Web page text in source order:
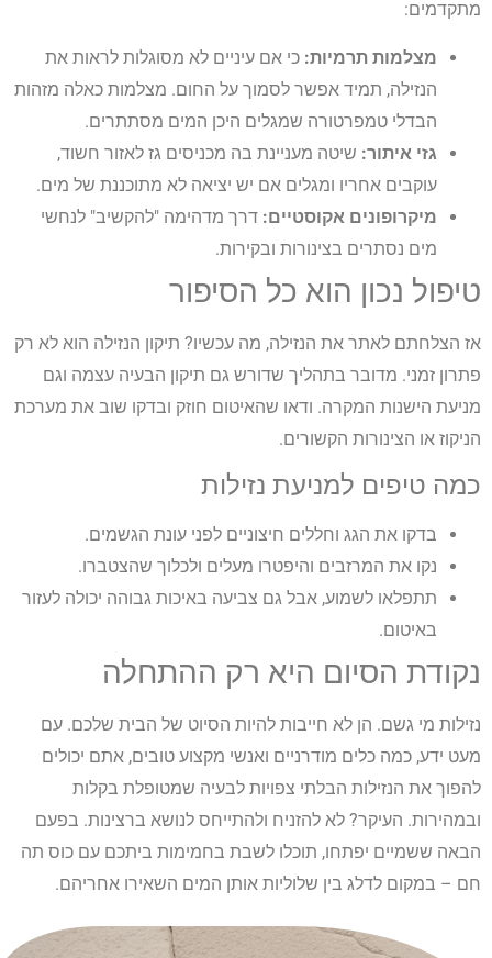
מתקדמים:
מצלמות תרמיות: כי אם עיניים לא מסוגלות לראות את
הנזילה, תמיד אפשר לסמוך על החום. מצלמות כאלה מזהות
הבדלי טמפרטורה שמגלים היכן המים מסתתרים.
גזי איתור: שיטה מעניינת בה מכניסים גז לאזור חשוד,
עוקבים אחריו ומגלים אם יש יציאה לא מתוכננת של מים.
מיקרופונים אקוסטיים: דרך מדהימה "להקשיב" לנחשי
מים נסתרים בצינורות ובקירות.
טיפול נכון הוא כל הסיפור
אז הצלחתם לאתר את הנזילה, מה עכשיו? תיקון הנזילה הוא לא רק
פתרון זמני. מדובר בתהליך שדורש גם תיקון הבעיה עצמה וגם
מניעת הישנות המקרה. ודאו שהאיטום חוזק ובדקו שוב את מערכת
הניקוז או הצינורות הקשורים.
כמה טיפים למניעת נזילות
בדקו את הגג וחללים חיצוניים לפני עונת הגשמים.
נקו את המרזבים והיפטרו מעלים ולכלוך שהצטברו.
תתפלאו לשמוע, אבל גם צביעה באיכות גבוהה יכולה לעזור
באיטום.
נקודת הסיום היא רק ההתחלה
נזילות מי גשם. הן לא חייבות להיות הסיוט של הבית שלכם. עם
מעט ידע, כמה כלים מודרניים ואנשי מקצוע טובים, אתם יכולים
להפוך את הנזילות הבלתי צפויות לבעיה שמטופלת בקלות
ובמהירות. העיקר? לא להזניח ולהתייחס לנושא ברצינות. בפעם
הבאה ששמיים יפתחו, תוכלו לשבת בחמימות ביתכם עם כוס תה
חם – במקום לדלג בין שלוליות אותן המים השאירו אחריהם.